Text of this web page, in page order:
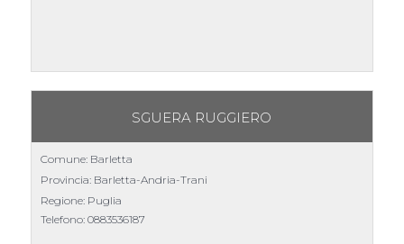
SGUERA RUGGIERO
Comune: Barletta
Provincia: Barletta-Andria-Trani
Regione: Puglia
Telefono: 0883536187